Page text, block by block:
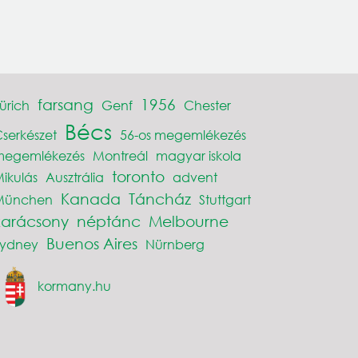
farsang Genf 1956 Chester
Bécs 56-os megemlékezés
Montreál magyar iskola
Ausztrália toronto advent
Kanada Táncház Stuttgart
néptánc Melbourne
Buenos Aires Nürnberg
kormany.hu